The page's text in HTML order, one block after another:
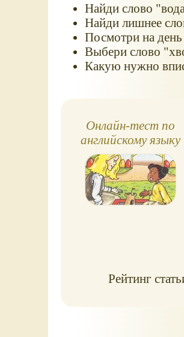
Найди слово
Найди лишнее
Посмотри на
Выбери слово
Какую нужно
Онлайн-тест по
английскому языку
№24, Spotlight, 3
класс
Рейтинг